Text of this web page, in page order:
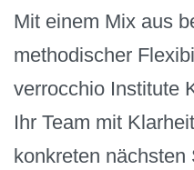
Mit einem Mix aus
methodischer
verrocchio Institute
Ihr Team mit
konkreten nächsten